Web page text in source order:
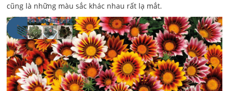
cũng là những màu sắc khác nhau rất lạ mắt.